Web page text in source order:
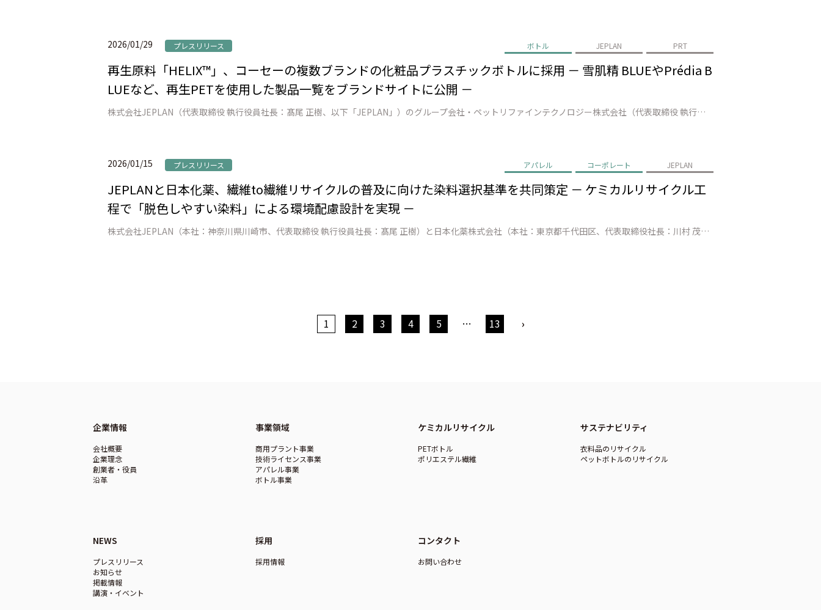
2026/01/29 プレスリリース ボトル JEPLAN PRT
再生原料「HELIX™」、コーセーの複数ブランドの化粧品プラスチックボトルに採用 － 雪肌精 BLUEやPrédia B
LUEなど、再生PETを使用した製品一覧をブランドサイトに公開 －
株式会社JEPLAN（代表取締役 執行役員社長：髙尾 正樹、以下「JEPLAN」）のグループ会社・ペットリファインテクノロジー株式会社（代表取締役 執行役員社長：伊賀 大悟、以下「ペットリファインテクノロジー」）が製造・販売する再生原料「HELIX™」は、株式会社コーセーホールディングス（代表取締役社長：小林 一俊、以…
2026/01/15 プレスリリース アパレル コーポレート JEPLAN
JEPLANと日本化薬、繊維to繊維リサイクルの普及に向けた染料選択基準を共同策定 － ケミカルリサイクル工
程で「脱色しやすい染料」による環境配慮設計を実現 －
株式会社JEPLAN（本社：神奈川県川崎市、代表取締役 執行役員社長：髙尾 正樹）と日本化薬株式会社（本社：東京都千代田区、代表取締役社長：川村 茂之）は、繊維 to 繊維のケミカルリサイクル（CR）における主要課題である「脱色工程のコスト高」を解決するため、共同で「CR脱色適合染料」の選択基準を策定しました。これによ…
1 2 3 4 5 … 13 ›
企業情報
会社概要
企業理念
創業者・役員
沿革
事業領域
商用プラント事業
技術ライセンス事業
アパレル事業
ボトル事業
ケミカルリサイクル
PETボトル
ポリエステル繊維
サステナビリティ
衣料品のリサイクル
ペットボトルのリサイクル
NEWS
プレスリリース
お知らせ
掲載情報
講演・イベント
採用
採用情報
コンタクト
お問い合わせ